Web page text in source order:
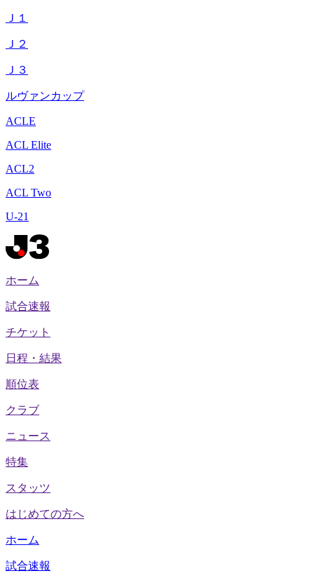
Ｊ１
Ｊ２
Ｊ３
ルヴァンカップ
ACLE
ACL Elite
ACL2
ACL Two
U-21
ホーム
試合速報
チケット
日程・結果
順位表
クラブ
ニュース
特集
スタッツ
はじめての方へ
ホーム
試合速報